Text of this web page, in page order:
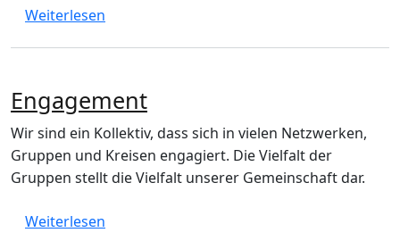
Weiterlesen
Engagement
Wir sind ein Kollektiv, dass sich in vielen Netzwerken,
Gruppen und Kreisen engagiert. Die Vielfalt der
Gruppen stellt die Vielfalt unserer Gemeinschaft dar.
Weiterlesen